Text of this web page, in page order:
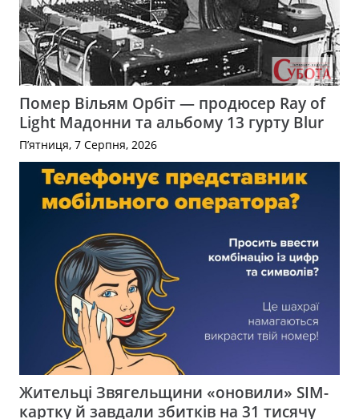
Помер Вільям Орбіт — продюсер Ray of
Light Мадонни та альбому 13 гурту Blur
П’ятниця, 7 Серпня, 2026
Жительці Звягельщини «оновили» SIM-
картку й завдали збитків на 31 тисячу